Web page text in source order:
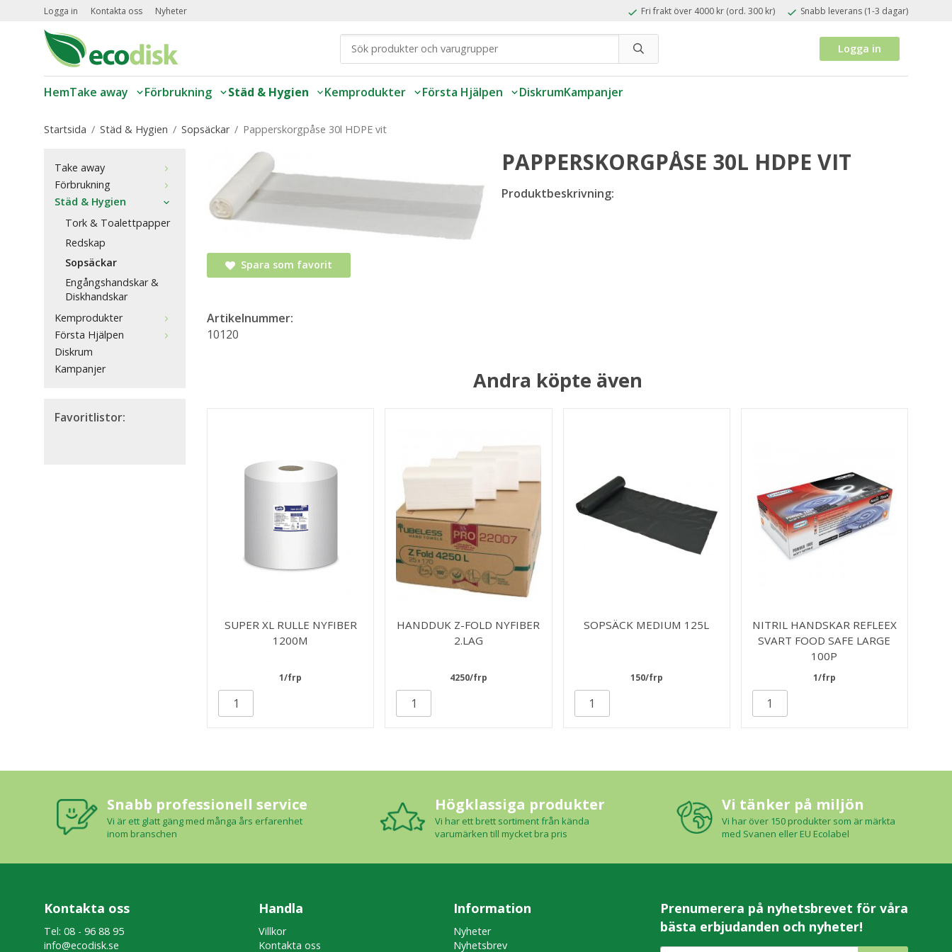
Logga in Kontakta oss Nyheter Fri frakt över 4000 kr (ord. 300 kr) Snabb leverans (1-3 dagar)
Logga in
HemTake away Förbrukning Städ & Hygien Kemprodukter Första Hjälpen DiskrumKampanjer
Startsida / Städ & Hygien / Sopsäckar / Papperskorgpåse 30l HDPE vit
Take away
Förbrukning
Städ & Hygien
Tork & Toalettpapper
Redskap
Sopsäckar
Engångshandskar &
Diskhandskar
Kemprodukter
Första Hjälpen
Diskrum
Kampanjer
Favoritlistor:
PAPPERSKORGPÅSE 30L HDPE VIT
Produktbeskrivning:
Spara som favorit
Artikelnummer:
10120
Andra köpte även
SUPER XL RULLE NYFIBER
1200M
1/frp
HANDDUK Z-FOLD NYFIBER
2.LAG
4250/frp
SOPSÄCK MEDIUM 125L
150/frp
NITRIL HANDSKAR REFLEEX
SVART FOOD SAFE LARGE
100P
1/frp
Snabb professionell service
Vi är ett glatt gäng med många års erfarenhet
inom branschen
Högklassiga produkter
Vi har ett brett sortiment från kända
varumärken till mycket bra pris
Vi tänker på miljön
Vi har över 150 produkter som är märkta
med Svanen eller EU Ecolabel
Kontakta oss
Tel: 08 - 96 88 95
info@ecodisk.se
Handla
Villkor
Kontakta oss
Information
Nyheter
Nyhetsbrev
Prenumerera på nyhetsbrevet för våra
bästa erbjudanden och nyheter!